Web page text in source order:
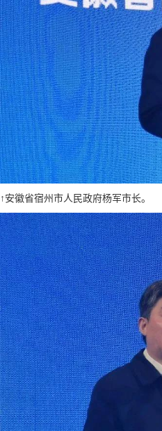
↑安徽省宿州市人民政府杨军市长。